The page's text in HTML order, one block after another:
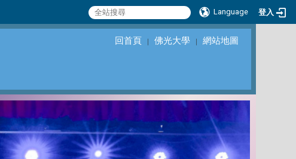
Language 登入
回首頁 ｜ 佛光大學 ｜ 網站地圖